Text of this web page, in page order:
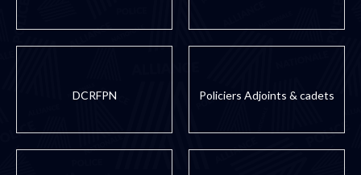
DCRFPN Policiers Adjoints & cadets